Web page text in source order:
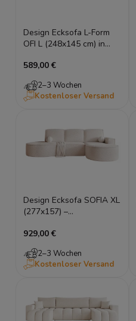
Design Ecksofa L-Form
OFI L (248x145 cm) in
Schlaffunktion &
589,00 €
2–3 Wochen
Kostenloser Versand
Design Ecksofa SOFIA XL
(277x157) –
Bettkasten,
Bonellfederung
929,00 €
2–3 Wochen
Kostenloser Versand